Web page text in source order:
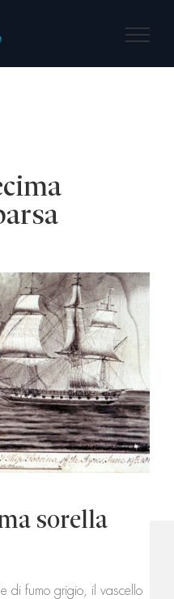
sorella
di fumo grigio, il vascello